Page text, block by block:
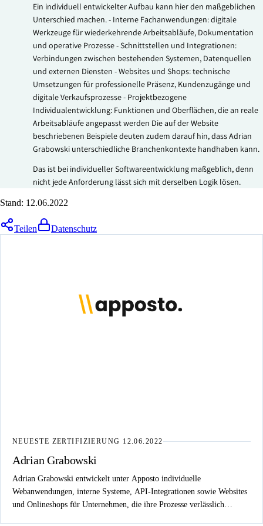
Ein individuell entwickelter Aufbau kann hier den maßgeblichen
Unterschied machen. - Interne Fachanwendungen: digitale
Werkzeuge für wiederkehrende Arbeitsabläufe, Dokumentation
und operative Prozesse - Schnittstellen und Integrationen:
Verbindungen zwischen bestehenden Systemen, Datenquellen
und externen Diensten - Websites und Shops: technische
Umsetzungen für professionelle Präsenz, Kundenzugänge und
digitale Verkaufsprozesse - Projektbezogene
Individualentwicklung: Funktionen und Oberflächen, die an reale
Arbeitsabläufe angepasst werden Die auf der Website
beschriebenen Beispiele deuten zudem darauf hin, dass Adrian
Grabowski unterschiedliche Branchenkontexte handhaben kann.
Das ist bei individueller Softwareentwicklung maßgeblich, denn
nicht jede Anforderung lässt sich mit derselben Logik lösen.
Stand: 12.06.2022
Teilen Datenschutz
NEUESTE ZERTIFIZIERUNG 12.06.2022
Adrian Grabowski
Adrian Grabowski entwickelt unter Apposto individuelle
Webanwendungen, interne Systeme, API-Integrationen sowie Websites
und Onlineshops für Unternehmen, die ihre Prozesse verlässlich